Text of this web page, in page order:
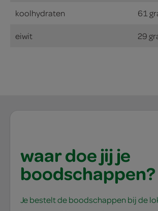
koolhydraten 61
eiwit 29
waar doe jij je
boodschappen?
Je bestelt de boodschappen bij de